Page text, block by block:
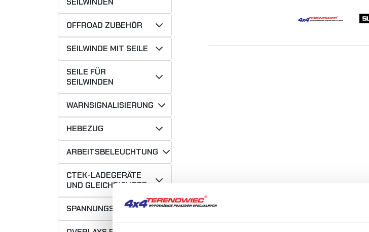
OFFROAD ZUBEHÖR
SEILWINDE MIT SEILE
SEILE FÜR
SEILWINDEN
WARNSIGNALISIERUNG
HEBEZUG
ARBEITSBELEUCHTUNG
CTEK-LADEGERÄTE
UND GLEICHRICHTER
SPANNUNGSMANAGEMENTSYSTEM